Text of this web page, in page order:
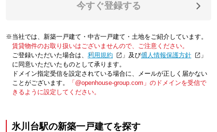
今すぐ登録する
※当社では、新築一戸建て・中古一戸建て・土地をご紹介しています。
賃貸物件のお取り扱いはございませんので、ご注意ください。
ご登録いただいた場合は、「利用規約 」及び「個人情報保護方針
」
に同意いただいたものとして承ります。
ドメイン指定受信を設定されている場合に、メールが正しく届かない
ことがございます。
「@openhouse-group.com」のドメインを受信で
きるように設定してください。
氷川台駅の新築一戸建てを探す